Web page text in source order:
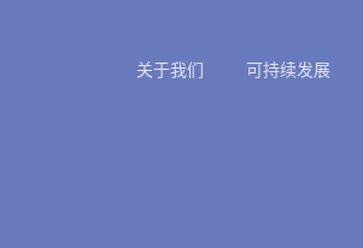
关于我们 可持续发展